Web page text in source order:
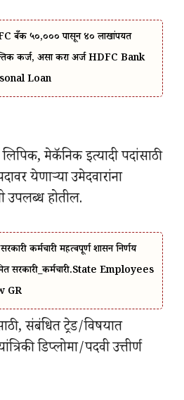
बँक ₹५०,००० पासून ₹४० लाखांपर्यंत
कर्ज, असा करा अर्ज HDFC Bank
Loan
मेकॅनिक इत्यादी पदांसाठी
येणाऱ्या उमेदवारांना
उपलब्ध होतील.
कर्मचारी महत्वपूर्ण शासन निर्णय
सरकारी_कर्मचारी.State Employees
GR
संबंधित ट्रेड/विषयात
डिप्लोमा/पदवी उत्तीर्ण